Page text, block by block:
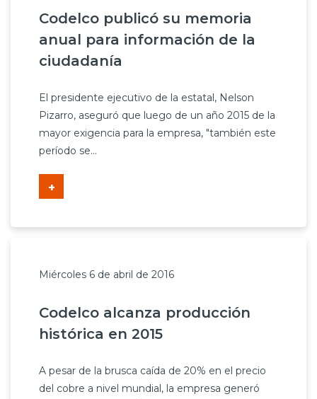
Codelco publicó su memoria
anual para información de la
ciudadanía
El presidente ejecutivo de la estatal, Nelson
Pizarro, aseguró que luego de un año 2015 de la
mayor exigencia para la empresa, "también este
período se...
+
Miércoles 6 de abril de 2016
Codelco alcanza producción
histórica en 2015
A pesar de la brusca caída de 20% en el precio
del cobre a nivel mundial, la empresa generó